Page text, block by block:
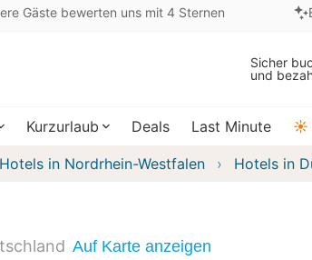
Gäste bewerten uns mit 4 Sternen
Sicher
und
Kurzurlaub Deals Last Minute ☀️
Hotels in Nordrhein-Westfalen Hotels in
Auf Karte anzeigen